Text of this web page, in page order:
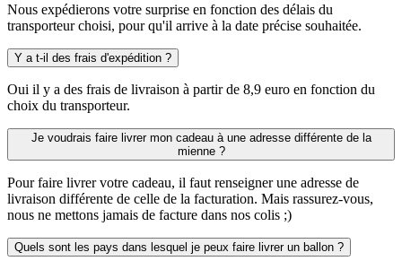
Nous expédierons votre surprise en fonction des délais du
transporteur choisi, pour qu'il arrive à la date précise souhaitée.
Y a t-il des frais d'expédition ?
Oui il y a des frais de livraison à partir de 8,9 euro en fonction du
choix du transporteur.
Je voudrais faire livrer mon cadeau à une adresse différente de la
mienne ?
Pour faire livrer votre cadeau, il faut renseigner une adresse de
livraison différente de celle de la facturation. Mais rassurez-vous,
nous ne mettons jamais de facture dans nos colis ;)
Quels sont les pays dans lesquel je peux faire livrer un ballon ?